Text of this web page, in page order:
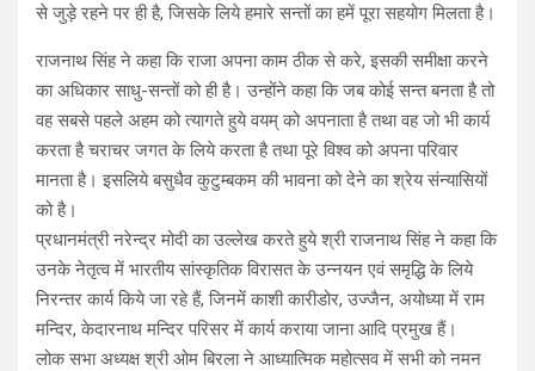
से जुड़े रहने पर ही है, जिसके लिये हमारे सन्तों का हमें पूरा सहयोग मिलता है।
राजनाथ सिंह ने कहा कि राजा अपना काम ठीक से करे, इसकी समीक्षा करने
का अधिकार साधु-सन्तों को ही है। उन्होंने कहा कि जब कोई सन्त बनता है तो
वह सबसे पहले अहम को त्यागते हुये वयम् को अपनाता है तथा वह जो भी कार्य
करता है चराचर जगत के लिये करता है तथा पूरे विश्व को अपना परिवार
मानता है। इसलिये बसुधैव कुटुम्बकम की भावना को देने का श्रेय संन्यासियों
को है।
प्रधानमंत्री नरेन्द्र मोदी का उल्लेख करते हुये श्री राजनाथ सिंह ने कहा कि
उनके नेतृत्व में भारतीय सांस्कृतिक विरासत के उन्नयन एवं समृद्धि के लिये
निरन्तर कार्य किये जा रहे हैं, जिनमें काशी कारीडोर, उज्जैन, अयोध्या में राम
मन्दिर, केदारनाथ मन्दिर परिसर में कार्य कराया जाना आदि प्रमुख हैं।
लोक सभा अध्यक्ष श्री ओम बिरला ने आध्यात्मिक महोत्सव में सभी को नमन